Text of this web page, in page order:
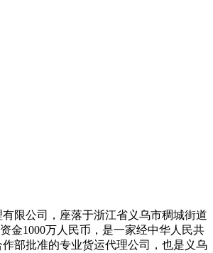
限公司，座落于浙江省义乌市稠城街道
金1000万人民币，是一家经中华人民共
部批准的专业货运代理公司，也是义乌